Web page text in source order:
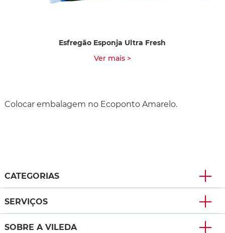
Esfregão Esponja Ultra Fresh
Ver mais >
Colocar embalagem no Ecoponto Amarelo.
CATEGORIAS
SERVIÇOS
SOBRE A VILEDA